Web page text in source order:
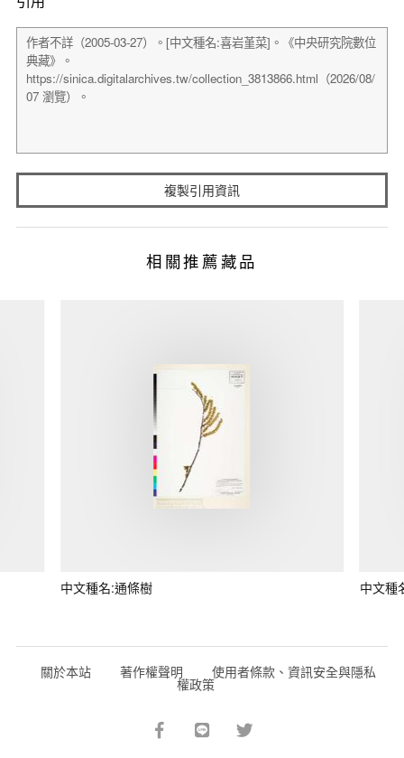
複製引用資訊
相關推薦藏品
中文種名:通條樹 中文種
關於本站 著作權聲明 使用者條款、資訊安全與隱私
權政策